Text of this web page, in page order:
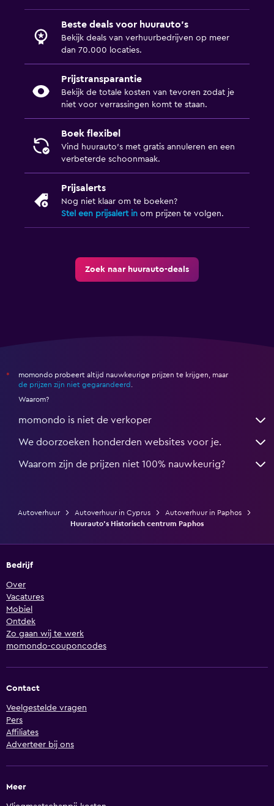
Beste deals voor huurauto's
Bekijk deals van verhuurbedrijven op meer
dan 70.000 locaties.
Prijstransparantie
Bekijk de totale kosten van tevoren zodat je
niet voor verrassingen komt te staan.
Boek flexibel
Vind huurauto's met gratis annuleren en een
verbeterde schoonmaak.
Prijsalerts
Nog niet klaar om te boeken?
Stel een prijsalert in om prijzen te volgen.
Zoek naar huurauto-deals
*
momondo probeert altijd nauwkeurige prijzen te krijgen, maar
de prijzen zijn niet gegarandeerd .
Waarom?
momondo is niet de verkoper
We doorzoeken honderden websites voor je.
Waarom zijn de prijzen niet 100% nauwkeurig?
Autoverhuur Autoverhuur in Cyprus
Autoverhuur in Paphos
Huurauto's Historisch centrum Paphos
Bedrijf
Over
Vacatures
Mobiel
Ontdek
Zo gaan wij te werk
momondo-couponcodes
Contact
Veelgestelde vragen
Pers
Affiliates
Adverteer bij ons
Meer